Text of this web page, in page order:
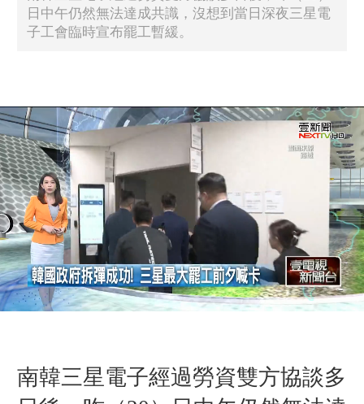
日中午仍然無法達成共識，沒想到當日深夜三星電
子工會臨時宣布罷工暫緩。
南韓三星電子經過勞資雙方協談多